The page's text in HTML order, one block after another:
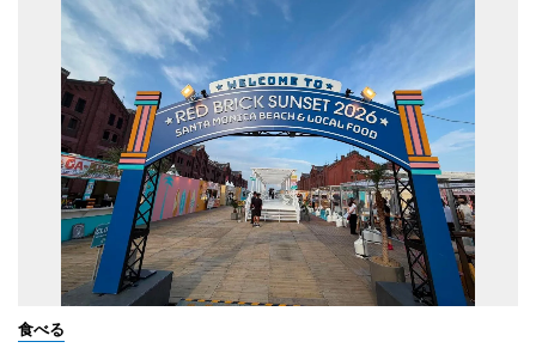
食べる